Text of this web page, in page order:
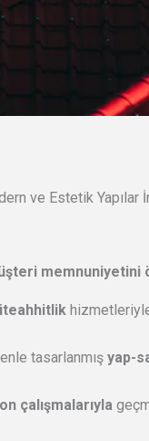
ve Estetik Yapılar
memnuniyetini
tasarlanmış yap-
çalışmalarıyla